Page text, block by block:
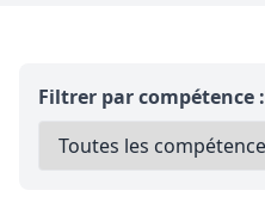
Filtrer par compétence :